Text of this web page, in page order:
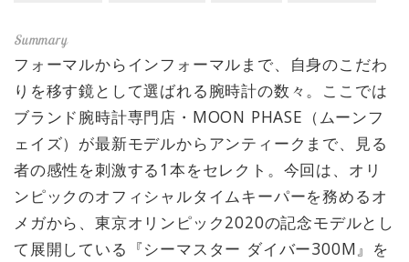
フォーマルからインフォーマルまで、自身のこだわ
りを移す鏡として選ばれる腕時計の数々。ここでは
ブランド腕時計専門店・MOON PHASE（ムーンフ
ェイズ）が最新モデルからアンティークまで、見る
者の感性を刺激する1本をセレクト。今回は、オリ
ンピックのオフィシャルタイムキーパーを務めるオ
メガから、東京オリンピック2020の記念モデルとし
て展開している『シーマスター ダイバー300M』を